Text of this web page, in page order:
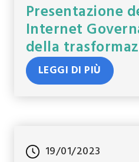
Presentazione
Internet
della
LEGGI DI PIÙ
19/01/2023